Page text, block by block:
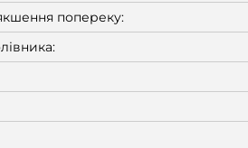
попереку: